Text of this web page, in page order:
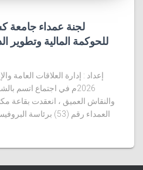
لجنة عمداء جامعة
للحوكمة المالية وتطوير
2026م في اجتماع اتسم
والنقاش العميق ، انعقدت بقاعة
العمداء رقم (53) برئاسة البروفيسور أماني عبدالمعروف بشير